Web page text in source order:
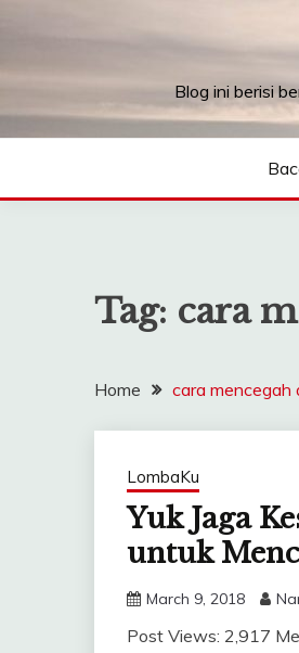
Blog ini berisi
Tag: cara
Home cara
LombaKu
Yuk Jaga
untuk
March 9, 2018
Post Views: 2,917